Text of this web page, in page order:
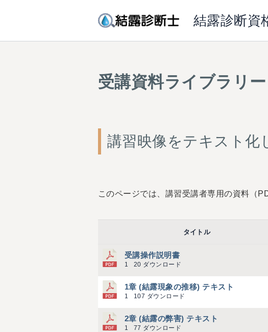
結露診断資
受講資料ライブラリー
講習映像をテキスト化
このページでは、講習受講者専用の資料（
タイトル
受講操作説明書
1 20 ダウンロード
1章 (結露現象の推移) テキスト
1 107 ダウンロード
2章 (結露の弊害) テキスト
1 77 ダウンロード